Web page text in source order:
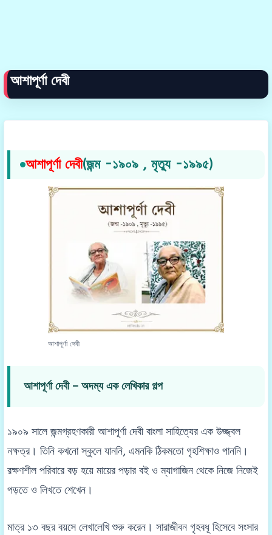
আশাপূর্ণা দেবী
আশাপূর্ণা দেবী(জন্ম -১৯০৯ , মৃত্যু -১৯৯৫)
আশাপূর্ণা দেবী
আশাপূর্ণা দেবী – অদম্য এক লেখিকার গল্প
১৯০৯ সালে জন্মগ্রহণকারী আশাপূর্ণা দেবী বাংলা সাহিত্যের এক উজ্জ্বল
নক্ষত্র। তিনি কখনো স্কুলে যাননি, এমনকি ঠিকমতো গৃহশিক্ষাও পাননি।
রক্ষণশীল পরিবারে বড় হয়ে মায়ের পড়ার বই ও ম্যাগাজিন থেকে নিজে নিজেই
পড়তে ও লিখতে শেখেন।
মাত্র ১৩ বছর বয়সে লেখালেখি শুরু করেন। সারাজীবন গৃহবধূ হিসেবে সংসার